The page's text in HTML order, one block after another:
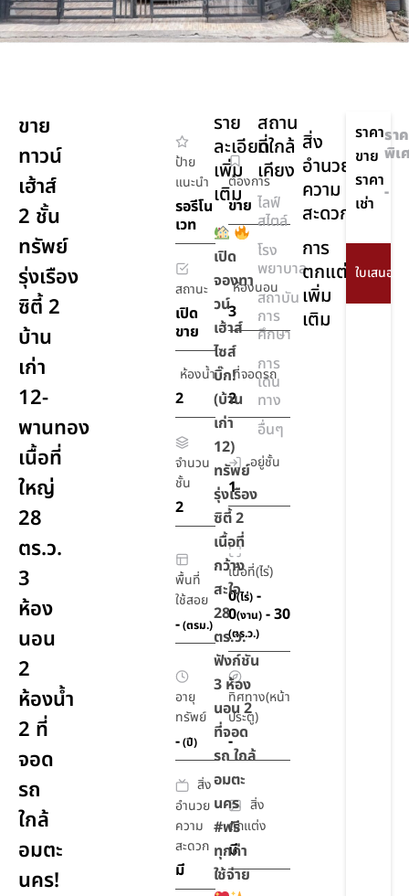
ขาย
ทาวน์
เฮ้าส์
2 ชั้น
ทรัพย์
รุ่งเรือง
ซิตี้ 2
บ้าน
เก่า
12-
พานทอง
เนื้อที่
ใหญ่
28
ตร.ว.
3
ห้อง
นอน
2
ห้องน้ำ
2 ที่
จอด
รถ
ใกล้
อมตะ
นคร!
ป้าย
แนะนำ
รอรีโน
เวท
ต้องการ
ขาย
สถานะ
เปิด
ขาย
ห้องนอน
3
ห้องน้ำ
2
ที่จอดรถ
2
จำนวน
ชั้น
2
อยู่ชั้น
1
พื้นที่
ใช้สอย
-(ตรม.)
เนื้อที่(ไร่)
0(ไร่) -
0(งาน) - 30
(ตร.ว.)
อายุ
ทรัพย์
-(ปี)
ทิศทาง(หน้า
ประตู)
-
สิ่ง
อำนวย
ความ
สะดวก
มี
สิ่ง
ตกแต่ง
มี
ราย
ละเอียด
เพิ่ม
เติม
เปิด
จองทา
วน์
เฮ้าส์
ไซส์
บิ๊ก!
(บ้าน
เก่า
12)
ทรัพย์
รุ่งเรือง
ซิตี้ 2
เนื้อที่
กว้าง
สะใจ
28
ตร.ว.
ฟังก์ชัน
3 ห้อง
นอน 2
ที่จอด
รถ ใกล้
อมตะ
นคร
#ฟรี
ทุกค่า
ใช้จ่าย
สถาน
ที่ใกล้
เคียง
ไลฟ์
สไตล์
โรง
พยาบาล
สถาบัน
การ
ศึกษา
การ
เดิน
ทาง
อื่นๆ
สิ่ง
อำนวย
ความ
สะดวก
การ
ตกแต่ง
เพิ่ม
เติม
ราคา
ขาย
รา
พิเ
ราคา
เช่า
-